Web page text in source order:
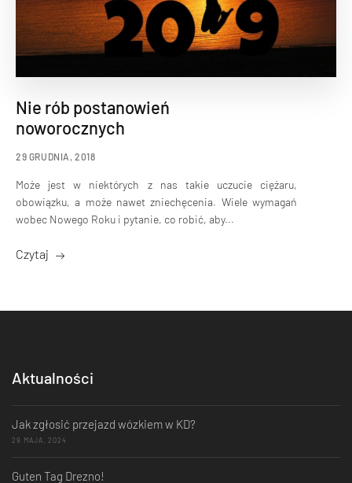
Nie rób postanowień
noworocznych
29 GRUDNIA, 2018
Może jest w niektórych z nas takie uczucie ciężaru,
obowiązku, a może nawet zniechęcenia. Wiele wymagań
wobec Nowego Roku i pytanie, co robić, aby...
Czytaj
Aktualności
Jak zgłosić przejazd wózkiem w KD?
29 MAJA, 2024
Guten Tag Drezno!